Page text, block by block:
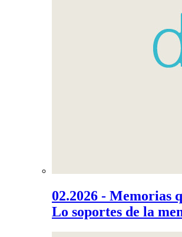
02.2026 - Memorias
Lo soportes de la